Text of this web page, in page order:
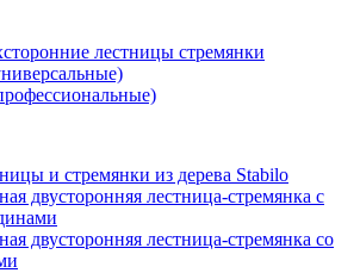
лестницы стремянки
и стремянки из дерева Stabilo
двусторонняя лестница-стремянка с
двусторонняя лестница-стремянка со